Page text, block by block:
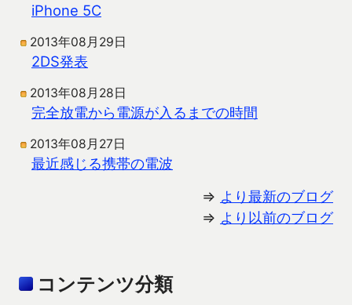
iPhone 5C
2013年08月29日
2DS発表
2013年08月28日
完全放電から電源が入るまでの時間
2013年08月27日
最近感じる携帯の電波
⇒ より最新のブログ
⇒ より以前のブログ
コンテンツ分類